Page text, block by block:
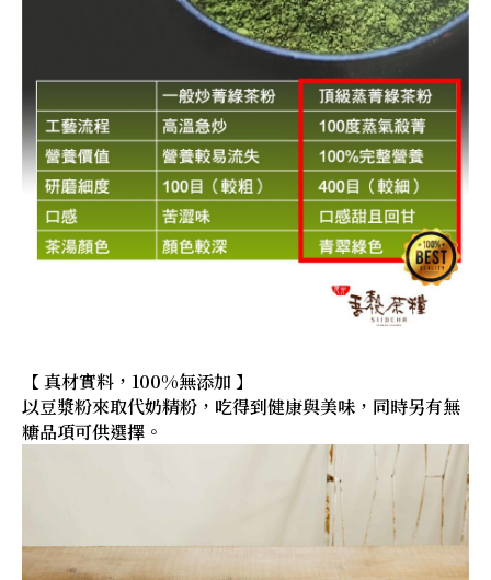
【 真材實料，100%無添加 】
以豆漿粉來取代奶精粉，吃得到健康與美味，同時另有無
糖品項可供選擇。